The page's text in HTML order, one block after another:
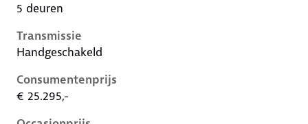
5 deuren
Transmissie
Handgeschakeld
Consumentenprijs
€ 25.295,-